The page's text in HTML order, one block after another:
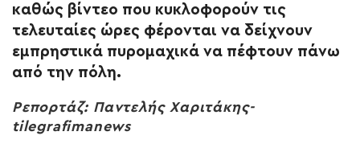
καθώς βίντεο που κυκλοφορούν τις
τελευταίες ώρες φέρονται να δείχνουν
εμπρηστικά πυρομαχικά να πέφτουν πάνω
από την πόλη.
Ρεπορτάζ: Παντελής Χαριτάκης-
tilegrafimanews